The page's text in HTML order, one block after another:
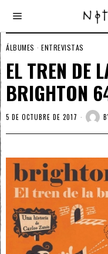
ÁLBUMES · ENTREVISTAS
EL TREN DE
BRIGHTON
5 DE OCTUBRE DE 2017